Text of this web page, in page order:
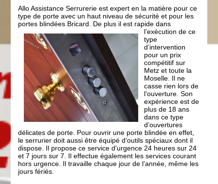
Allo Assistance Serrurerie est expert en la matière pour ce
type de porte avec un haut niveau de sécurité et pour les
portes blindées Bricard. De plus il est rapide dans
l’exécution de ce
type
d’intervention
pour un prix
compétitif sur
Metz et toute la
Moselle. Il ne
casse rien lors de
l'ouverture. Son
expérience est de
plus de 18 ans
dans ce type
d’ouvertures
délicates de porte. Pour ouvrir une porte blindée en effet,
le serrurier doit aussi être équipé d’outils spéciaux dont il
dispose. Il propose ce service d'urgence 24 heures sur 24
et 7 jours sur 7. Il effectue également les services courant
hors urgence. Il travaille chaque jour de l’année, même les
jours fériés.